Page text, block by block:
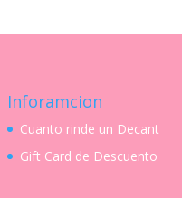
Inforamcion
Cuanto rinde un Decant
Gift Card de Descuento